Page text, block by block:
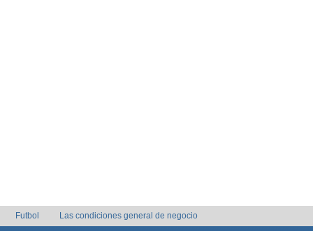
Futbol Las condiciones general de negocio